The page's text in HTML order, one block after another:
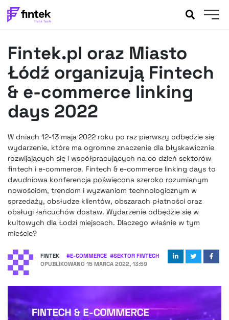
BANKOWOŚĆ
EVENTY
FELIETONY
WYWIADY
LEGAL
FINTEK EXTRA
OKIEM EKSPERTA
Fintek.pl oraz Miasto
Łódź organizują Fintech
& e-commerce linking
days 2022
W dniach 12-13 maja 2022 roku po raz pierwszy odbędzie się
wydarzenie, które ma ogromne znaczenie dla błyskawicznie
rozwijających się i współpracujących na co dzień sektorów
fintech i e-commerce. Fintech & e-commerce linking days to
dwudniowa konferencja poświęcona szeroko rozumianym
nowościom, trendom i wyzwaniom technologicznym w
sprzedaży, obsłudze klientów, obszarach płatności oraz
obsługi łańcuchów dostaw. Wydarzenie odbędzie się w
kultowych dla Łodzi miejscach. Dlaczego właśnie w tym
mieście?
FINTEK #E-COMMERCE #SEKTOR FINTECH
OPUBLIKOWANO 15 MARCA 2022, 13:59